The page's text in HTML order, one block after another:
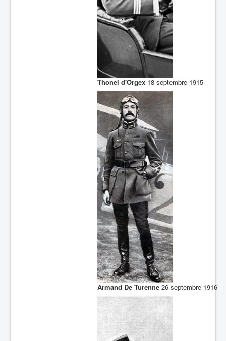
Thonel d'Orgex 18 septembre 1915
Armand De Turenne 26 septembre 1916